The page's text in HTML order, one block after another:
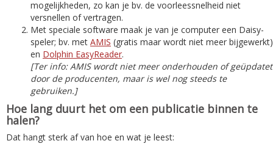
mogelijkheden, zo kan je bv. de voorleessnelheid niet
versnellen of vertragen.
Met speciale software maak je van je computer een Daisy-
speler; bv. met AMIS (gratis maar wordt niet meer bijgewerkt)
en Dolphin EasyReader.
[Ter info: AMIS wordt niet meer onderhouden of geüpdatet
door de producenten, maar is wel nog steeds te
gebruiken.]
Hoe lang duurt het om een publicatie binnen te
halen?
Dat hangt sterk af van hoe en wat je leest: